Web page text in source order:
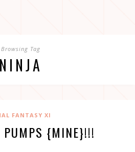
Browsing Tag
NINJA
FANTASY XI
PUMPS {MINE}!!!